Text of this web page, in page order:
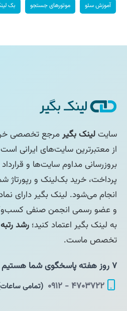
آموزش سئو موتورهای جستجو بک
سایتلینک بگیرمرجع تخصصی
بروزرسانی مداوم سایت‌ها و
پرداخت، خرید بک‌لینک و رپورتاژ
انجام می‌شود. لینک بگیر دارای
و عضو رسمی انجمن صنفی
به لینک بگیر اعتماد کنید؛ رشد
تخصص ماست.
۷ روز هفته پاسخگوی شما هستیم :
۴۷۰۳۷۲۲ - ۰۹۱۲
(تمامی